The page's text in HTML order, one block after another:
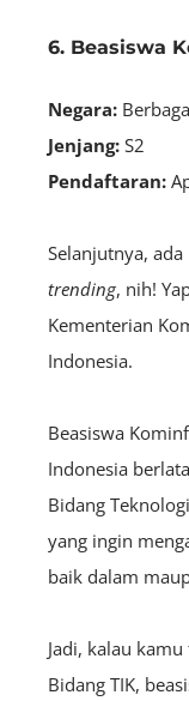
6. Beasiswa
Negara: B
Jenjang: S2
Pendaftaran:
Selanjutnya,
trending, nih!
Kementerian
Indonesia.
Beasiswa
Indonesia
Bidang
yang ingin
baik dalam
Jadi, kalau
Bidang TIK,